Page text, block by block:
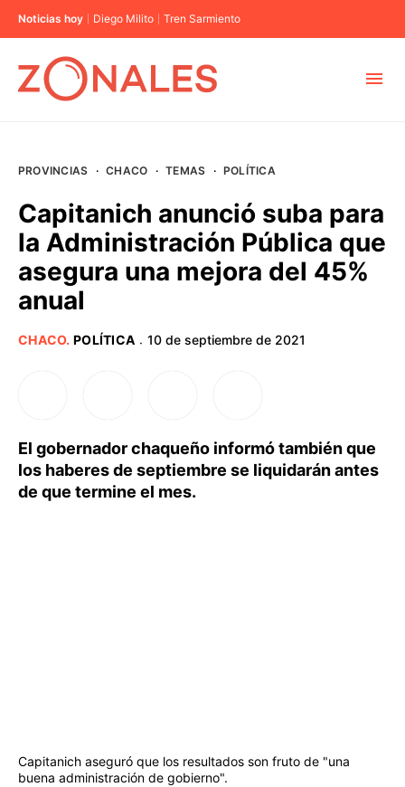
Noticias hoy Diego Milito Tren Sarmiento
BUENOS AIRES
PROVINCIAS
PROVINCIAS · CHACO · TEMAS · POLÍTICA
Capitanich anunció suba para
la Administración Pública que
asegura una mejora del 45%
anual
CHACO. POLÍTICA · 10 de septiembre de 2021
El gobernador chaqueño informó también que
los haberes de septiembre se liquidarán antes
de que termine el mes.
Capitanich aseguró que los resultados son fruto de "una
buena administración de gobierno".